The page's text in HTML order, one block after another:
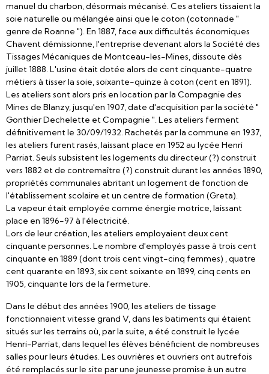
manuel du charbon, désormais mécanisé. Ces ateliers tissaient la
soie naturelle ou mélangée ainsi que le coton (cotonnade "
genre de Roanne "). En 1887, face aux difficultés économiques
Chavent démissionne, l'entreprise devenant alors la Société des
Tissages Mécaniques de Montceau-les-Mines, dissoute dès
juillet 1888. L'usine était dotée alors de cent cinquante-quatre
métiers à tisser la soie, soixante-quinze à coton (cent en 1891).
Les ateliers sont alors pris en location par la Compagnie des
Mines de Blanzy, jusqu'en 1907, date d'acquisition par la société "
Gonthier Dechelette et Compagnie ". Les ateliers ferment
définitivement le 30/09/1932. Rachetés par la commune en 1937,
les ateliers furent rasés, laissant place en 1952 au lycée Henri
Parriat. Seuls subsistent les logements du directeur (?) construit
vers 1882 et de contremaître (?) construit durant les années 1890,
propriétés communales abritant un logement de fonction de
l'établissement scolaire et un centre de formation (Greta).
La vapeur était employée comme énergie motrice, laissant
place en 1896-97 à l'électricité.
Lors de leur création, les ateliers employaient deux cent
cinquante personnes. Le nombre d'employés passe à trois cent
cinquante en 1889 (dont trois cent vingt-cinq femmes) , quatre
cent quarante en 1893, six cent soixante en 1899, cinq cents en
1905, cinquante lors de la fermeture.
Dans le début des années 1900, les ateliers de tissage
fonctionnaient vitesse grand V, dans les batiments qui étaient
situés sur les terrains où, par la suite, a été construit le lycée
Henri-Parriat, dans lequel les élèves bénéficient de nombreuses
salles pour leurs études. Les ouvrières et ouvriers ont autrefois
été remplacés sur le site par une jeunesse promise à un autre